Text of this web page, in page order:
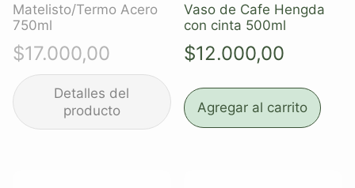
Matelisto/Termo Acero
750ml
$17.000,00
Vaso de Cafe Hengda
con cinta 500ml
$12.000,00
Agregar al carrito